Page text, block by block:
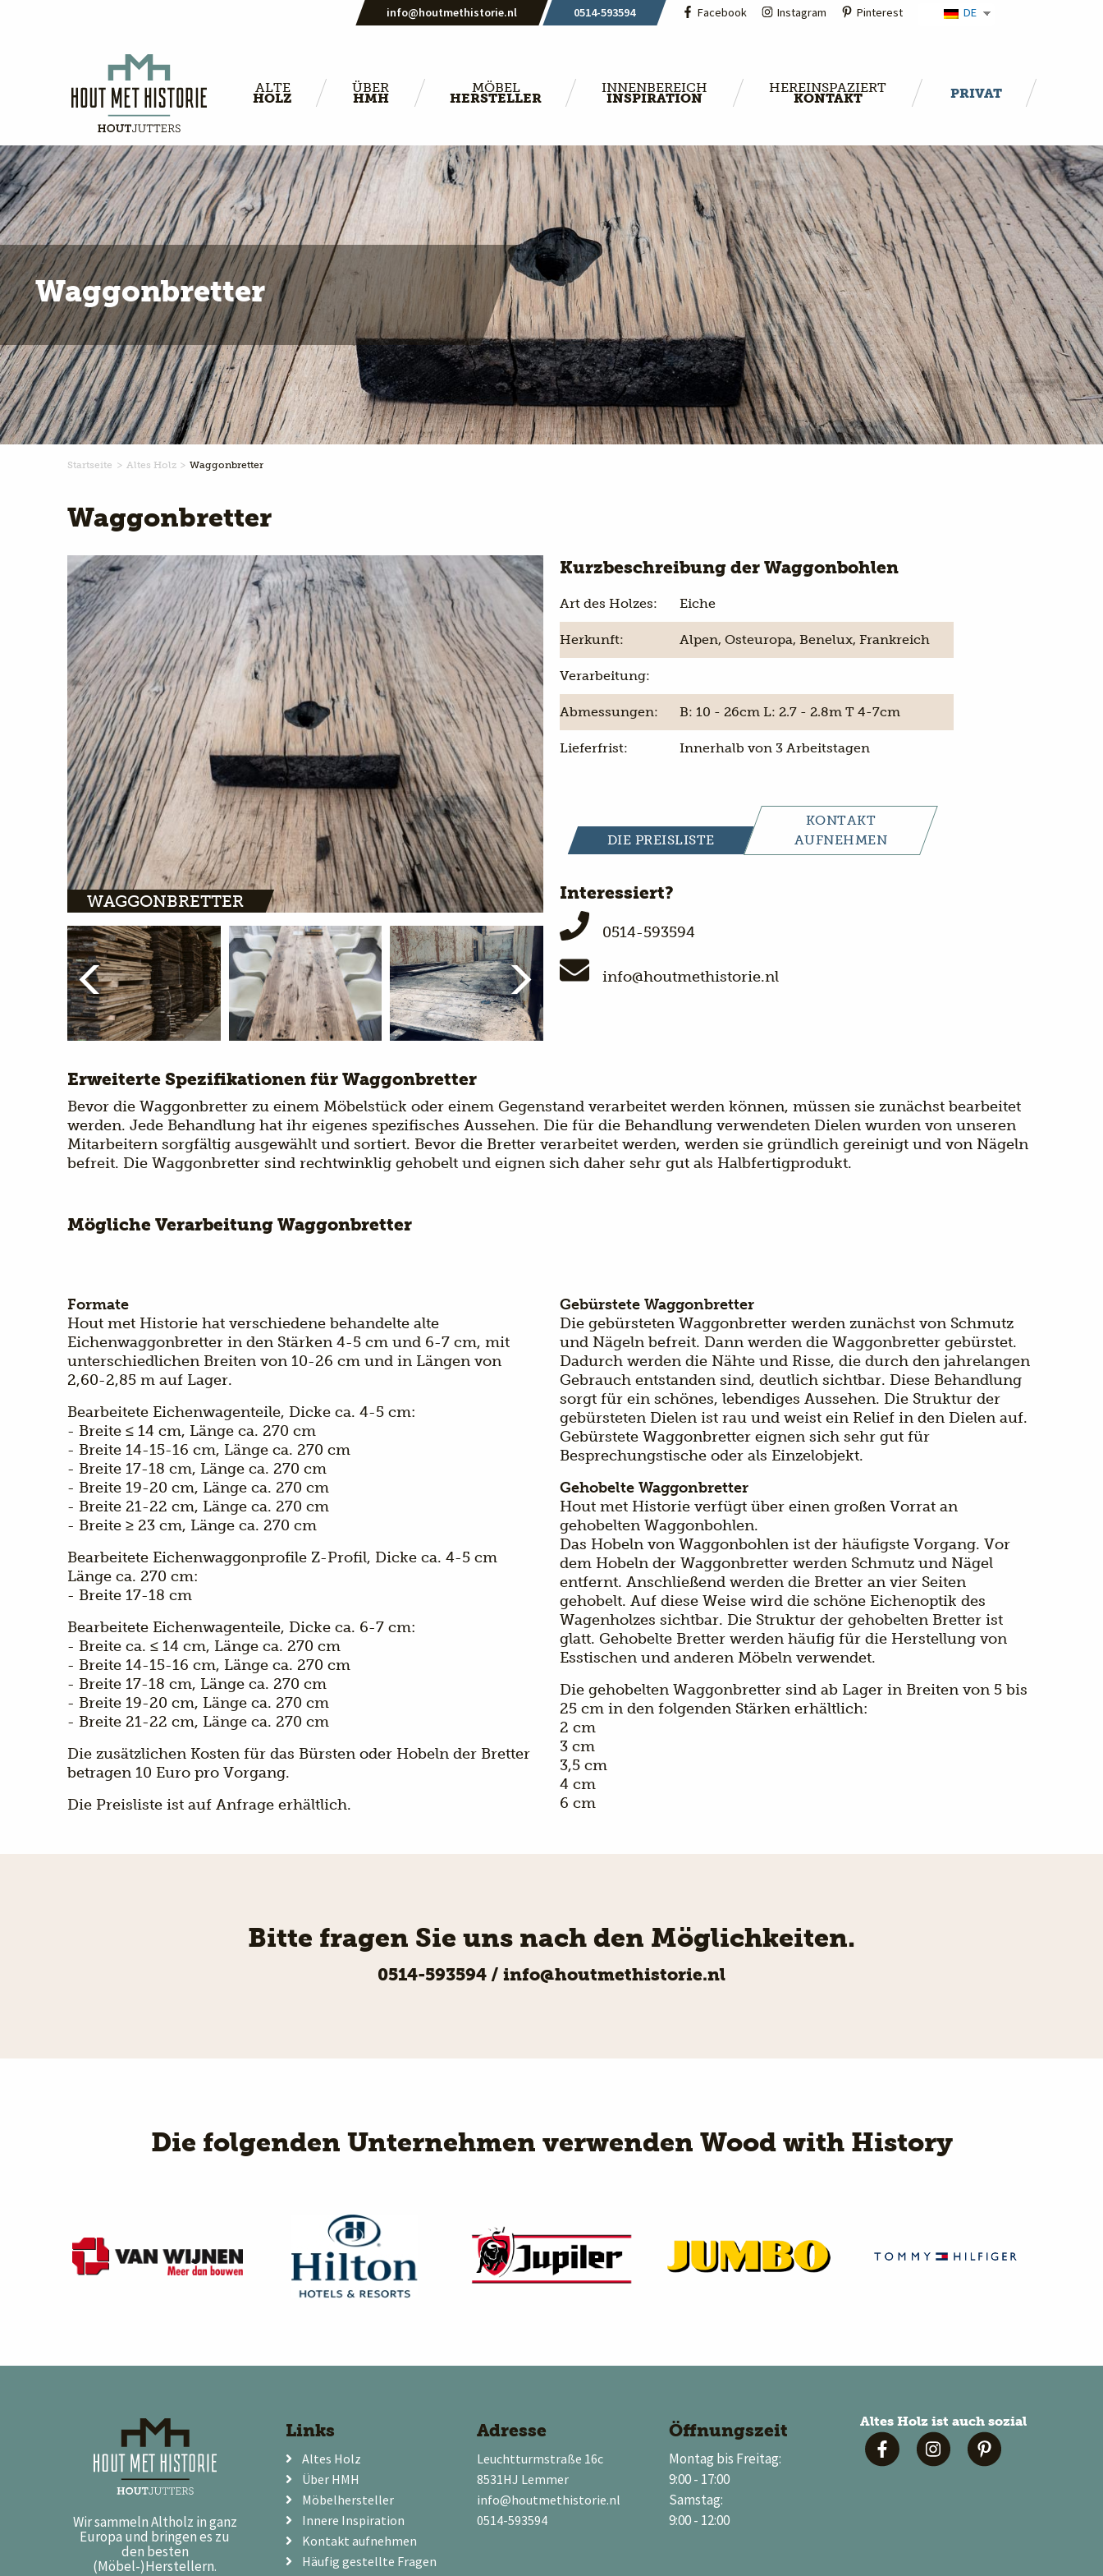
info@houtmethistorie.nl 0514-593594 Facebook Instagram Pinterest DE
ALTE
HOLZ
ÜBER
HMH
MÖBEL
HERSTELLER
INNENBEREICH
INSPIRATION
HEREINSPAZIERT
KONTAKT PRIVAT
Waggonbretter
Startseite Altes Holz Waggonbretter
Waggonbretter
WAGGONBRETTER
Kurzbeschreibung der Waggonbohlen
Art des Holzes: Eiche
Herkunft: Alpen, Osteuropa, Benelux, Frankreich
Verarbeitung:
Abmessungen: B: 10 - 26cm L: 2.7 - 2.8m T 4-7cm
Lieferfrist: Innerhalb von 3 Arbeitstagen
DIE PREISLISTE
KONTAKT
AUFNEHMEN
Interessiert?
0514-593594
info@houtmethistorie.nl
Erweiterte Spezifikationen für Waggonbretter
Bevor die Waggonbretter zu einem Möbelstück oder einem Gegenstand verarbeitet werden können, müssen sie zunächst bearbeitet
werden. Jede Behandlung hat ihr eigenes spezifisches Aussehen. Die für die Behandlung verwendeten Dielen wurden von unseren
Mitarbeitern sorgfältig ausgewählt und sortiert. Bevor die Bretter verarbeitet werden, werden sie gründlich gereinigt und von Nägeln
befreit. Die Waggonbretter sind rechtwinklig gehobelt und eignen sich daher sehr gut als Halbfertigprodukt.
Mögliche Verarbeitung Waggonbretter
Formate
Hout met Historie hat verschiedene behandelte alte
Eichenwaggonbretter in den Stärken 4-5 cm und 6-7 cm, mit
unterschiedlichen Breiten von 10-26 cm und in Längen von
2,60-2,85 m auf Lager.
Bearbeitete Eichenwagenteile, Dicke ca. 4-5 cm:
- Breite ≤ 14 cm, Länge ca. 270 cm
- Breite 14-15-16 cm, Länge ca. 270 cm
- Breite 17-18 cm, Länge ca. 270 cm
- Breite 19-20 cm, Länge ca. 270 cm
- Breite 21-22 cm, Länge ca. 270 cm
- Breite ≥ 23 cm, Länge ca. 270 cm
Bearbeitete Eichenwaggonprofile Z-Profil, Dicke ca. 4-5 cm
Länge ca. 270 cm:
- Breite 17-18 cm
Bearbeitete Eichenwagenteile, Dicke ca. 6-7 cm:
- Breite ca. ≤ 14 cm, Länge ca. 270 cm
- Breite 14-15-16 cm, Länge ca. 270 cm
- Breite 17-18 cm, Länge ca. 270 cm
- Breite 19-20 cm, Länge ca. 270 cm
- Breite 21-22 cm, Länge ca. 270 cm
Die zusätzlichen Kosten für das Bürsten oder Hobeln der Bretter
betragen 10 Euro pro Vorgang.
Die Preisliste ist auf Anfrage erhältlich.
Gebürstete Waggonbretter
Die gebürsteten Waggonbretter werden zunächst von Schmutz
und Nägeln befreit. Dann werden die Waggonbretter gebürstet.
Dadurch werden die Nähte und Risse, die durch den jahrelangen
Gebrauch entstanden sind, deutlich sichtbar. Diese Behandlung
sorgt für ein schönes, lebendiges Aussehen. Die Struktur der
gebürsteten Dielen ist rau und weist ein Relief in den Dielen auf.
Gebürstete Waggonbretter eignen sich sehr gut für
Besprechungstische oder als Einzelobjekt.
Gehobelte Waggonbretter
Hout met Historie verfügt über einen großen Vorrat an
gehobelten Waggonbohlen.
Das Hobeln von Waggonbohlen ist der häufigste Vorgang. Vor
dem Hobeln der Waggonbretter werden Schmutz und Nägel
entfernt. Anschließend werden die Bretter an vier Seiten
gehobelt. Auf diese Weise wird die schöne Eichenoptik des
Wagenholzes sichtbar. Die Struktur der gehobelten Bretter ist
glatt. Gehobelte Bretter werden häufig für die Herstellung von
Esstischen und anderen Möbeln verwendet.
Die gehobelten Waggonbretter sind ab Lager in Breiten von 5 bis
25 cm in den folgenden Stärken erhältlich:
2 cm
3 cm
3,5 cm
4 cm
6 cm
Bitte fragen Sie uns nach den Möglichkeiten.
0514-593594 / info@houtmethistorie.nl
Die folgenden Unternehmen verwenden Wood with History
Wir sammeln Altholz in ganz
Europa und bringen es zu
den besten
(Möbel-)Herstellern.
Links
Altes Holz
Über HMH
Möbelhersteller
Innere Inspiration
Kontakt aufnehmen
Häufig gestellte Fragen
Adresse
Leuchtturmstraße 16c
8531HJ Lemmer
info@houtmethistorie.nl
0514-593594
Öffnungszeit
Montag bis Freitag:
9:00 - 17:00
Samstag:
9:00 - 12:00
Altes Holz ist auch sozial